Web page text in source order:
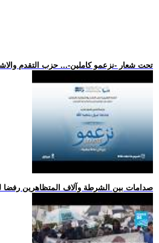
.. تحت شعار -نزعمو كاملين-... حزب التقدم
.. صدامات بين الشرطة وآلاف المتظاهرين